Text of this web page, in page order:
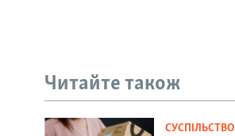
Читайте також
СУСПІЛЬСТВО